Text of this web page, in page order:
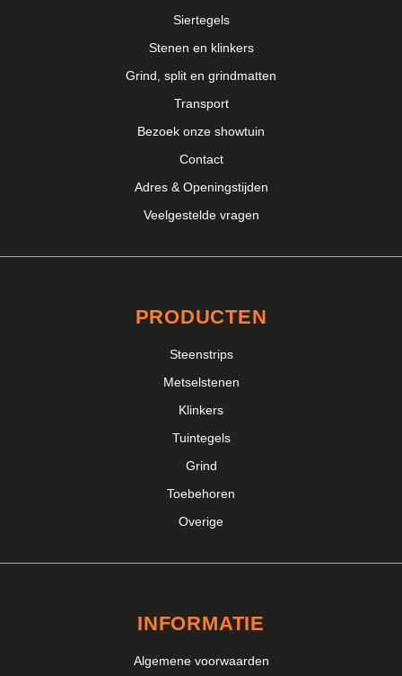
Siertegels
Stenen en klinkers
Grind, split en grindmatten
Transport
Bezoek onze showtuin
Contact
Adres & Openingstijden
Veelgestelde vragen
PRODUCTEN
Steenstrips
Metselstenen
Klinkers
Tuintegels
Grind
Toebehoren
Overige
INFORMATIE
Algemene voorwaarden